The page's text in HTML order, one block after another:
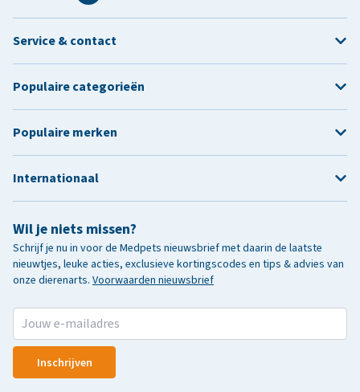
Wil je niets missen?
Schrijf je nu in voor de Medpets nieuwsbrief met daarin de laatste
nieuwtjes, leuke acties, exclusieve kortingscodes en tips & advies van
onze dierenarts. Voorwaarden nieuwsbrief
Inschrijven
Service & contact
Populaire categorieën
Populaire merken
Internationaal